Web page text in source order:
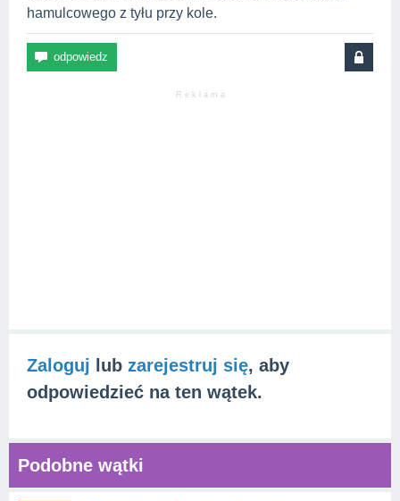
hamulcowego z tyłu przy kole.
R e k l a m a
Zaloguj lub zarejestruj się, aby
odpowiedzieć na ten wątek.
Podobne wątki